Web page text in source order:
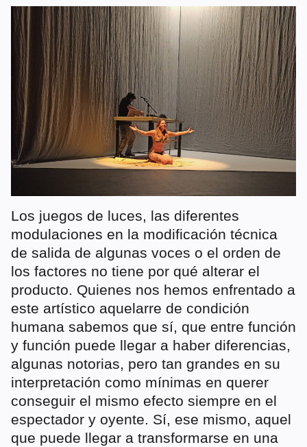
Los juegos de luces, las diferentes
modulaciones en la modificación técnica
de salida de algunas voces o el orden de
los factores no tiene por qué alterar el
producto. Quienes nos hemos enfrentado a
este artístico aquelarre de condición
humana sabemos que sí, que entre función
y función puede llegar a haber diferencias,
algunas notorias, pero tan grandes en su
interpretación como mínimas en querer
conseguir el mismo efecto siempre en el
espectador y oyente. Sí, ese mismo, aquel
que puede llegar a transformarse en una